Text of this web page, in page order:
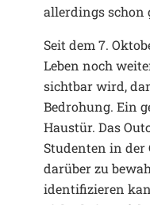
allerdings schon
Seit dem 7.
Leben noch
sichtbar wird,
Bedrohung. Ein
Haustür. Das
Studenten in der
darüber zu
identifizieren